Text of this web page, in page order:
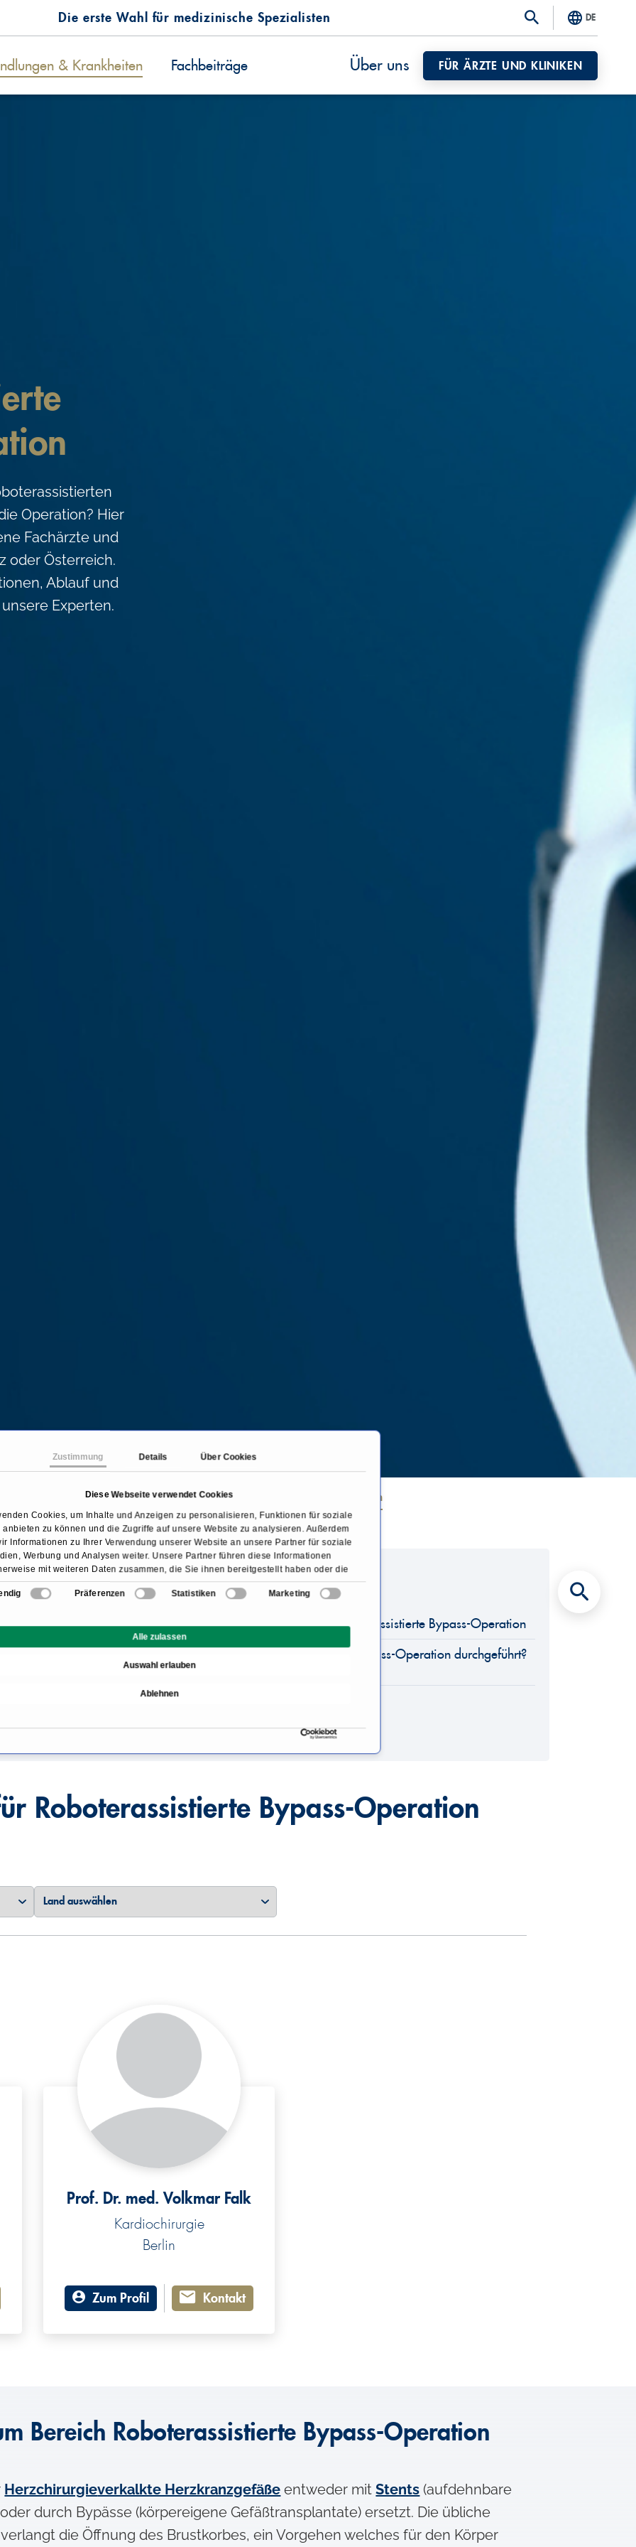
Zustimmung Details Über Cookies
Diese Webseite verwendet Cookies
Cookies, um Inhalte und Anzeigen zu personalisieren, Funktionen für soziale
anbieten zu können und die Zugriffe auf unsere Website zu analysieren. Außerdem
Informationen zu Ihrer Verwendung unserer Website an unsere Partner für soziale
Werbung und Analysen weiter. Unsere Partner führen diese Informationen
mit weiteren Daten zusammen, die Sie ihnen bereitgestellt haben oder die
sie im Rahmen Ihrer Nutzung der Dienste gesammelt haben.
Präferenzen Statistiken Marketing
Ablehnen
Auswahl erlauben
Alle zulassen
Die erste Wahl für medizinische Spezialisten DE
& Krankheiten Fachbeiträge Über uns FÜR ÄRZTE UND KLINIKEN
Operation? Hier
Fachärzte und
oder Österreich.
Ablauf und
Experten.
Behandlungen & Krankheiten Roboterassistierte Bypass-Operation
Übersicht
Operation Informationen zum Bereich Roboterassistierte Bypass-Operation
durchgeführt
Wie wird die roboterassistierte Bypass-Operation durchgeführt?
Bypass-
Roboterassistierte Bypass-Operation
Prof. Dr. med. Volkmar Falk
Kardiochirurgie
Berlin
Zum Profil Kontakt
Bereich Roboterassistierte Bypass-Operation
Herzchirurgieverkalkte Herzkranzgefäße entweder mitStents (aufdehnbare
durch Bypässe (körpereigene Gefäßtransplantate) ersetzt. Die übliche
verlangt die Öffnung des Brustkorbes, ein Vorgehen welches für den Körper